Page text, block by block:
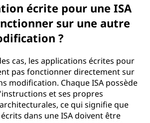
écrite pour une ISA
sur une autre
?
cas, les applications écrites pour
pas fonctionner directement sur
modification. Chaque ISA possède
et ses propres
ce qui signifie que
dans une ISA doivent être